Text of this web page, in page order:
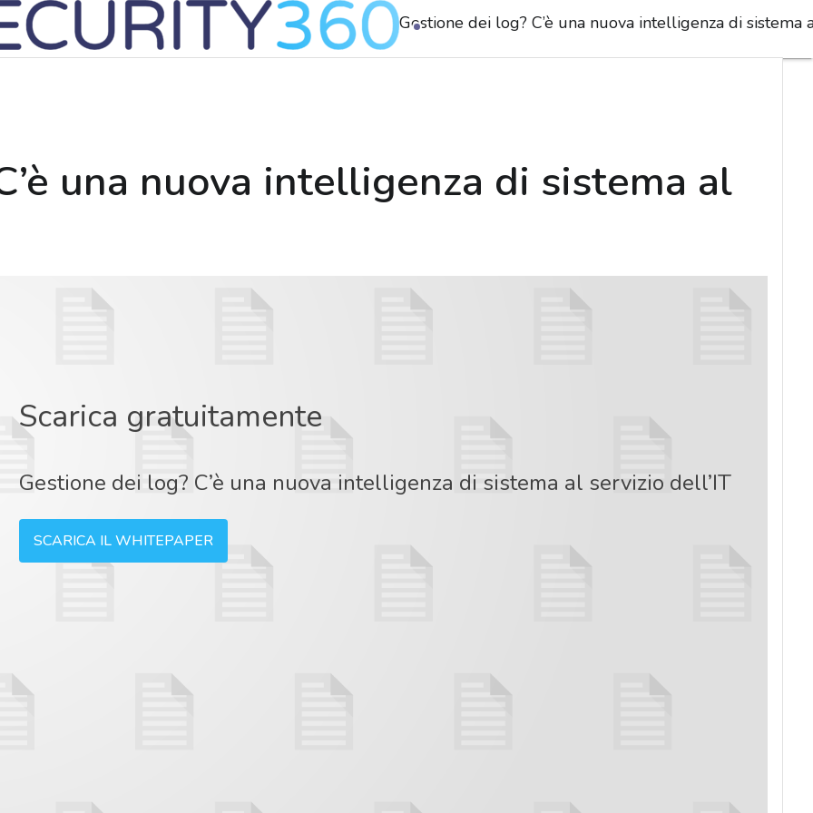
Gestione dei log? C’è una nuova intelligenza di sistema
una nuova intelligenza di sistema al
Scarica gratuitamente
Gestione dei log? C’è una nuova intelligenza di sistema al servizio dell’IT
SCARICA IL WHITEPAPER